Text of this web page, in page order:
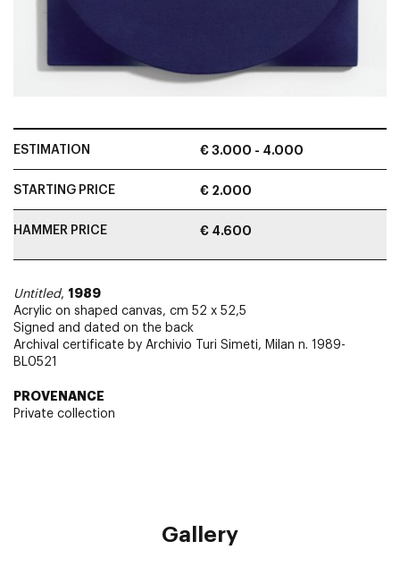
ESTIMATION € 3.000 - 4.000
STARTING PRICE € 2.000
HAMMER PRICE € 4.600
Untitled, 1989
Acrylic on shaped canvas, cm 52 x 52,5
Signed and dated on the back
Archival certificate by Archivio Turi Simeti, Milan n. 1989-
BL0521
PROVENANCE
Private collection
Gallery